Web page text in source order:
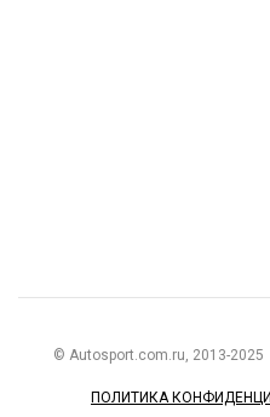
© Autosport.com.ru, 2013-2025
ПОЛИТИКА